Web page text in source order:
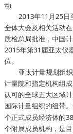
动
2013年11月25日
全体大会及相关活动
质检总局批准，中国
2015年第31届亚太仪
位。
亚太计量规划组
计量院和指定机构组
认可的全球五大区域
国际计量组织的纽带。
个正式成员经济体的
个附属成员机构，是